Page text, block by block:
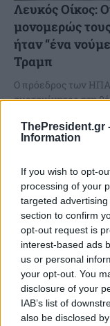
ThePresident.gr
Information
If you wish to opt-
processing of your
targeted
section to confirm
opt-out request is
interest-based ads
us or personal
your opt-out. You
disclosure of your
IAB’s list of
also be disclosed
Λευκός Οίκος:
μονομερώς
ήταν “ένα
Τραμπ
Ο πρόεδρος των
αμετακίνητος στη
κινεζικά προϊόντα...